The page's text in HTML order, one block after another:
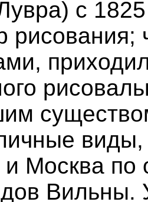
с
рисования;
и Москва
Вильны.